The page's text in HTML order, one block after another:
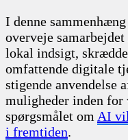
I denne
overveje samarbejdet
lokal indsigt,
omfattende digitale
stigende anvendelse
muligheder inden
spørgsmålet om AI
i fremtiden.